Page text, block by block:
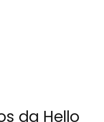
da Hello